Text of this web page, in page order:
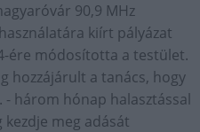
90,9 MHz
kiírt pályázat
ére módosította a testület.
hozzájárult a tanács, hogy
- három hónap halasztással
kezdje meg adását